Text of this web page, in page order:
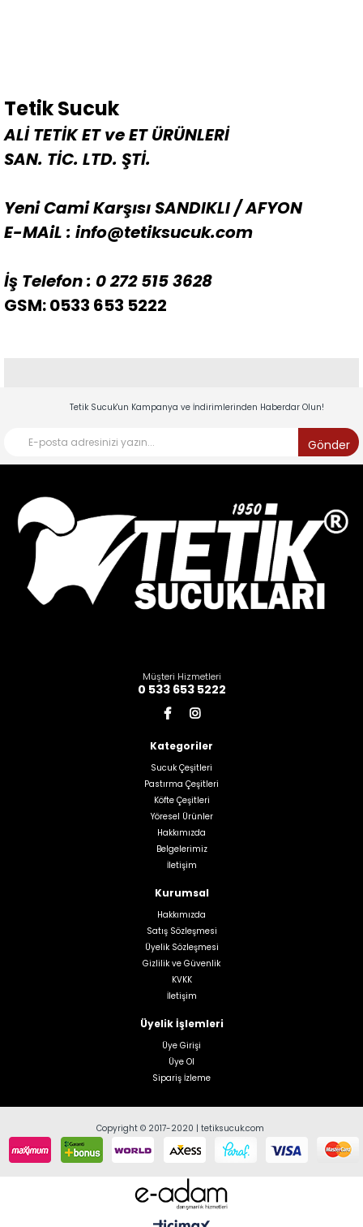
Tetik Sucuk
ALİ TETİK ET ve ET ÜRÜNLERİ
SAN. TİC. LTD. ŞTİ.
Yeni Cami Karşısı SANDIKLI / AFYON
E-MAiL : info@tetiksucuk.com
İş Telefon : 0 272 515 3628
GSM:0533 653 5222
Tetik Sucuk'un Kampanya ve İndirimlerinden Haberdar Olun!
Gönder
Müşteri Hizmetleri
0 533 653 5222
Kategoriler
Sucuk Çeşitleri
Pastırma Çeşitleri
Köfte Çeşitleri
Yöresel Ürünler
Hakkımızda
Belgelerimiz
İletişim
Kurumsal
Hakkımızda
Satış Sözleşmesi
Üyelik Sözleşmesi
Gizlilik ve Güvenlik
KVKK
İletişim
Üyelik İşlemleri
Üye Girişi
Üye Ol
Sipariş İzleme
Copyright © 2017-2020 | tetiksucuk.com